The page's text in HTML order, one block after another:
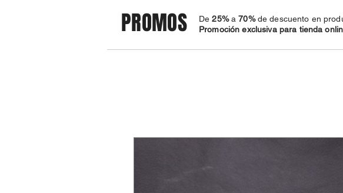
PROMOS ​De25%a 70%de descuento en
Promoción exclusiva para tienda